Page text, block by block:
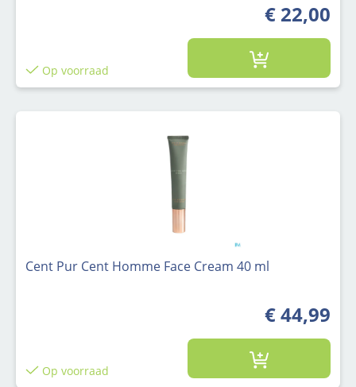
€ 22,00
Op voorraad
Cent Pur Cent Homme Face Cream 40 ml
€ 44,99
Op voorraad